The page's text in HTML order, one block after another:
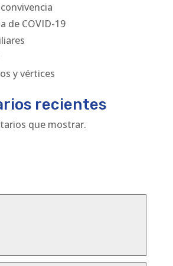
de COVID-19
y vértices
recientes
que mostrar.